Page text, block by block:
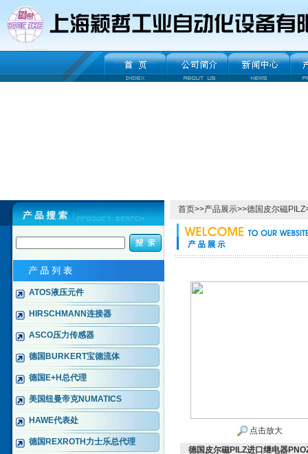
ATOS液压元件
HIRSCHMANN连接器
ASCO压力传感器
德国BURKERT宝德流体
德国E+H总代理
美国纽曼帝克NUMATICS
HAWE代表处
德国REXROTH力士乐总代理
首页>>产品展示>>德国皮尔磁PILZ
点击放大
德国皮尔磁PILZ进口继电器